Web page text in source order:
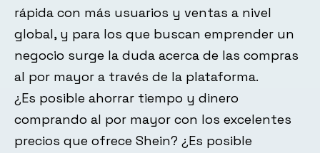
rápida con más usuarios y ventas a nivel
global, y para los que buscan emprender un
negocio surge la duda acerca de las compras
al por mayor a través de la plataforma.
¿Es posible ahorrar tiempo y dinero
comprando al por mayor con los excelentes
precios que ofrece Shein? ¿Es posible